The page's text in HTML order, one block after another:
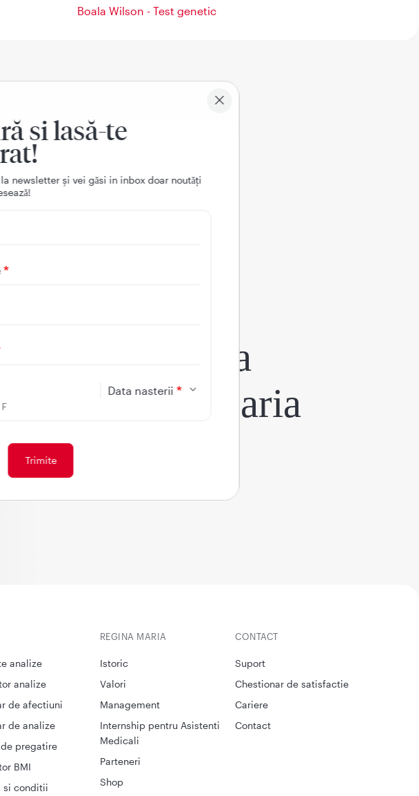
Boala Wilson - Test genetic
si lasă-te
newsletter și vei gǎsi in inbox doar noutǎți
F
Data nasterii
aplicația
Regina Maria
analize
analize
de afectiuni
de analize
pregatire
BMI
si conditii
CONTACT
Suport
Chestionar de satisfactie
Cariere
Contact
REGINA MARIA
Istoric
Valori
Management
Internship pentru Asistenti
Medicali
Parteneri
Shop